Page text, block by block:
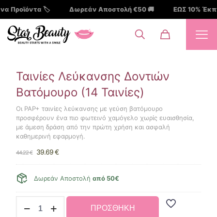
🏷️ Δωρεάν Αποστολή €50 🚚 ΕΩΣ 10% Έκπτωση σε
Ταινίες Λεύκανσης Δοντιών
Βατόμουρο (14 Ταινίες)
Οι PAP+ ταινίες λεύκανσης με γεύση βατόμουρο
προσφέρουν ένα πιο φωτεινό χαμόγελο χωρίς ευαισθησία,
με άμεση δράση από την πρώτη χρήση και ασφαλή
καθημερινή εφαρμογή.
44.22€
Original
was:
44.22 €.
39.69€Η
τιμή
είναι:
39.69 €.
Δωρεάν Αποστολή από 50€
Λεύκανσης
ΠΡΟΣΘΗΚΗ